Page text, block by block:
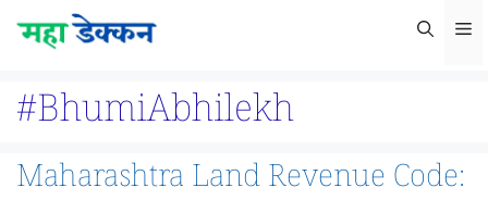
Skip
#BhumiAbhilekh
Maharashtra Land Revenue Code: